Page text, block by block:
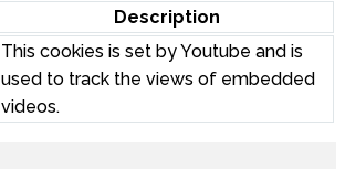
Description
This cookies is set by Youtube and is
used to track the views of embedded
videos.